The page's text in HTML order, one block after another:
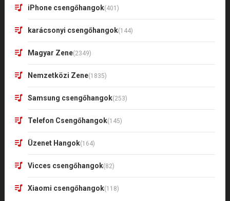
iPhone csengőhangok(401)
karácsonyi csengőhangok(144)
Magyar Zene(2349)
Nemzetközi Zene(1835)
Samsung csengőhangok(253)
Telefon Csengőhangok(145)
Üzenet Hangok(164)
Vicces csengőhangok(82)
Xiaomi csengőhangok(118)